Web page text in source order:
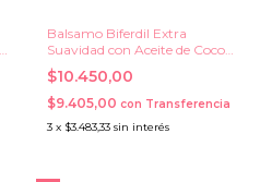
Balsamo Biferdil Extra
Suavidad con Aceite de Coco
#4 x 295 ml.
$10.450,00
$9.405,00 con Transferencia
3 x $3.483,33 sin interés